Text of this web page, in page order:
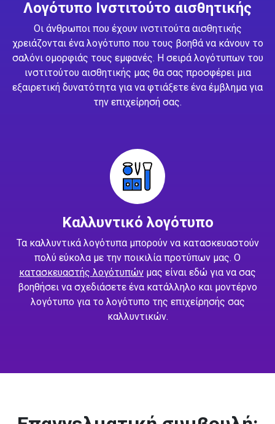
Λογότυπο Ινστιτούτο αισθητικής
Οι άνθρωποι που έχουν ινστιτούτα αισθητικής
χρειάζονται ένα λογότυπο που τους βοηθά να κάνουν το
σαλόνι ομορφιάς τους εμφανές. Η σειρά λογότυπων του
ινστιτούτου αισθητικής μας θα σας προσφέρει μια
εξαιρετική δυνατότητα για να φτιάξετε ένα έμβλημα για
την επιχείρησή σας.
Καλλυντικό λογότυπο
Τα καλλυντικά λογότυπα μπορούν να κατασκευαστούν
πολύ εύκολα με την ποικιλία προτύπων μας. Ο
κατασκευαστής λογότυπών μας είναι εδώ για να σας
βοηθήσει να σχεδιάσετε ένα κατάλληλο και μοντέρνο
λογότυπο για το λογότυπο της επιχείρησής σας
καλλυντικών.